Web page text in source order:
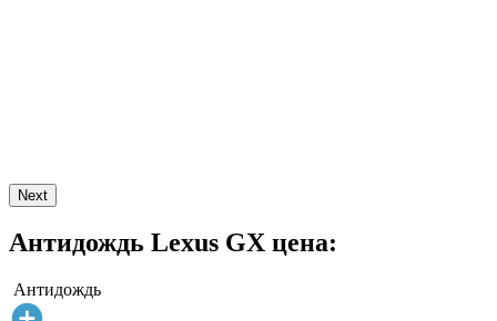
Next
Антидождь Lexus GX цена:
Антидождь